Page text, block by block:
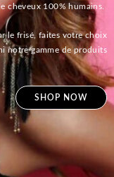
cheveux 100% humains.
le frisé, faites votre choix
notre gamme de produits
SHOP NOW